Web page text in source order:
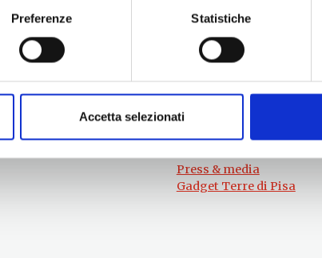
Preferenze Statistiche
Accetta selezionati
Promozione e Sviluppo delle
#lemieTerrediPisa
Esperienze
Eventi
Attrazioni
Prodotti e Servizi
Press & media
Gadget Terre di Pisa